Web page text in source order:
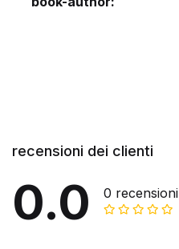
recensioni dei clienti
0.0 0 recensioni